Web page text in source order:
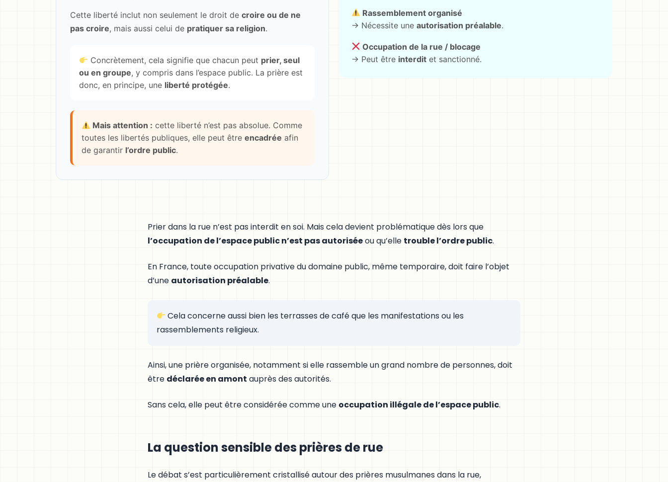
Cette liberté inclut non seulement le droit de croire ou de ne
pas croire, mais aussi celui de pratiquer sa religion.
Concrètement, cela signifie que chacun peut prier, seul
ou en groupe, y compris dans l’espace public. La prière est
donc, en principe, une liberté protégée.
Mais attention : cette liberté n’est pas absolue. Comme
toutes les libertés publiques, elle peut être encadrée afin
de garantir l’ordre public.
Rassemblement organisé
→ Nécessite une autorisation préalable.
Occupation de la rue / blocage
→ Peut être interdit et sanctionné.
Prier dans la rue n’est pas interdit en soi. Mais cela devient problématique dès lors que
l’occupation de l’espace public n’est pas autoriséeou qu’elle trouble l’ordre public.
En France, toute occupation privative du domaine public, même temporaire, doit faire l’objet
d’une autorisation préalable.
Cela concerne aussi bien les terrasses de café que les manifestations ou les
rassemblements religieux.
Ainsi, une prière organisée, notamment si elle rassemble un grand nombre de personnes, doit
être déclarée en amont auprès des autorités.
Sans cela, elle peut être considérée comme une occupation illégale de l’espace public.
La question sensible des prières de rue
Le débat s’est particulièrement cristallisé autour des prières musulmanes dans la rue,